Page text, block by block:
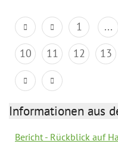
1 ...
10
11 12 13
Informationen aus
Bericht - Rückblick auf